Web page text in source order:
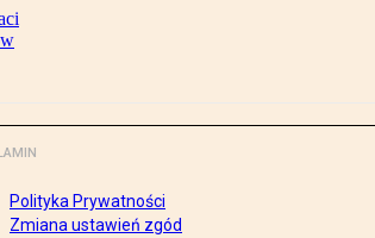
Polityka Prywatności
Zmiana ustawień zgód